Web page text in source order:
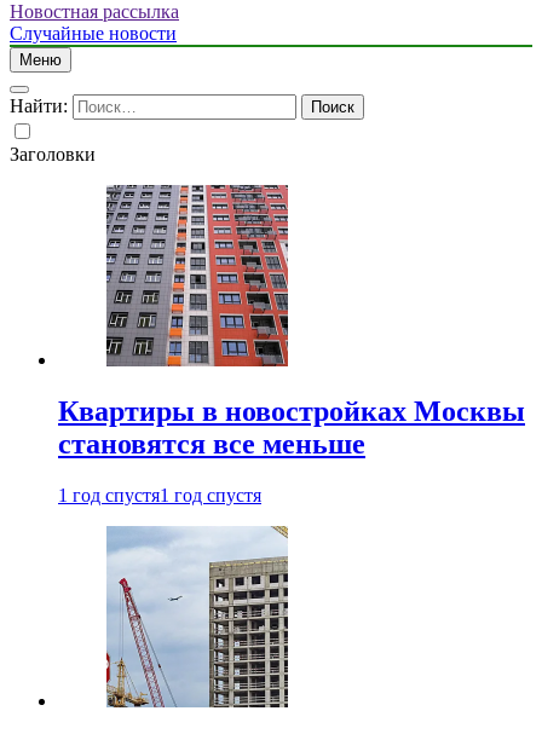
Новостная рассылка
Случайные новости
Меню
Найти:
Заголовки
Квартиры в новостройках Москвы
становятся все меньше
1 год спустя1 год спустя